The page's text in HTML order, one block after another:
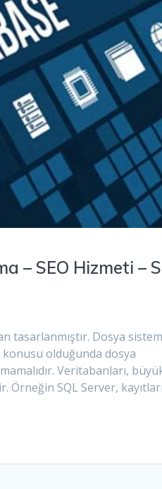
– SEO Hizmeti –
tasarlanmıştır. Dosya
konusu olduğunda dosya
Veritabanları,
Örneğin SQL Server, kayıtları